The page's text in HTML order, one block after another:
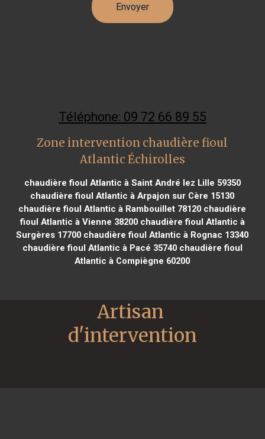
Téléphone: 09 72 66 89 55
Zone intervention chaudière fioul
Atlantic Échirolles
chaudière fioul Atlantic à Saint André lez Lille 59350
chaudière fioul Atlantic à Arpajon sur Cère 15130
chaudière fioul Atlantic à Rambouillet 78120 chaudière
fioul Atlantic à Vienne 38200chaudière fioul Atlantic à
Surgères 17700 chaudière fioul Atlantic à Rognac 13340
chaudière fioul Atlantic à Pacé 35740chaudière fioul
Atlantic à Compiègne 60200
Artisan
d'intervention